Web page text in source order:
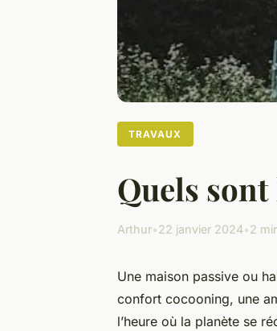
TRAVAUX
Quels sont
Arthur•22 janvier 2024•2
Une maison passive ou
confort cocooning, une
l’heure où la planète se